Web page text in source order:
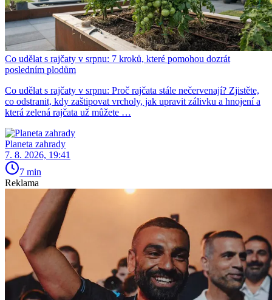
Co udělat s rajčaty v srpnu: 7 kroků, které pomohou dozrát
posledním plodům
Co udělat s rajčaty v srpnu: Proč rajčata stále nečervenají? Zjistěte,
co odstranit, kdy zaštipovat vrcholy, jak upravit zálivku a hnojení a
která zelená rajčata už můžete …
Planeta zahrady
7. 8. 2026, 19:41
7 min
Reklama